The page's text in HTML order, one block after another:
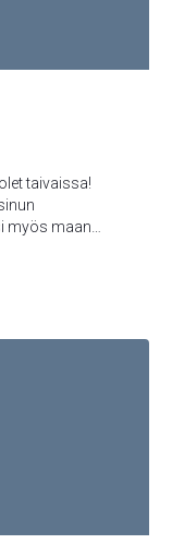
taivaissa!
myös maan
on valtakunta ja